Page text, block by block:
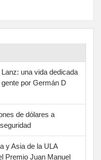
una vida dedicada
por Germán D
de dólares a
y Asia de la ULA
Premio Juan Manuel